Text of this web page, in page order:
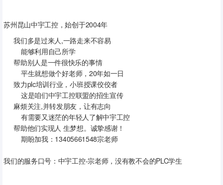
苏州昆山中宇工控，始创于2004年
我们多是过来人,一路走来不容易
能够利用自己所学
帮助别人是一件很快乐的事情
平生就想做个好老师，20年如一日
致力plc培训行业，小班授课佼佼者
这是咱们中宇工控联盟的招生宣传
麻烦关注,并转发朋友，让有志向
有需要又迷茫的年轻人了解中宇工控
帮助他们实现人 生梦想。诚挚感谢！
期盼加我：13405661548宗老师
我们的服务口号：中宇工控-宗老师，没有教不会的PLC学生